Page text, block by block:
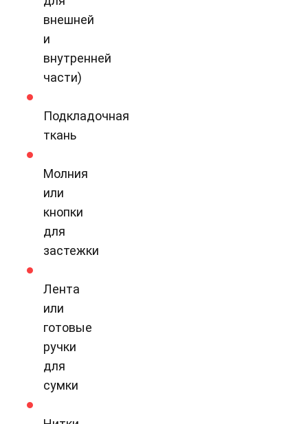
внешней
и
внутренней
части)
Подкладочная
ткань
Молния
или
кнопки
для
застежки
Лента
или
готовые
ручки
для
сумки